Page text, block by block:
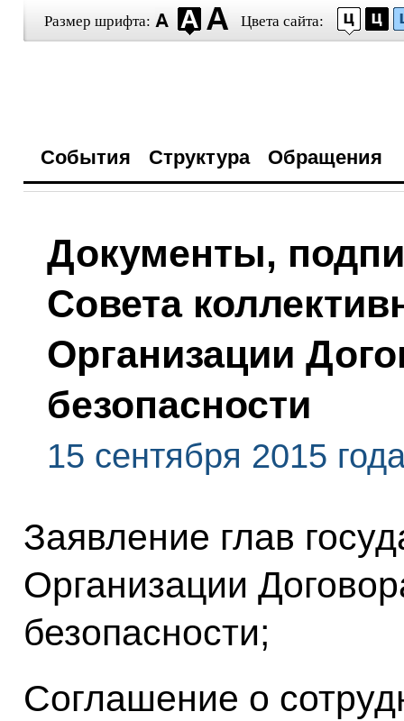
Размер шрифта: Цвета сайта:
События Структура Обращения
Документы,
Совета
Организации
безопасности
15 сентября 2015
Заявление глав
Организации
безопасности;
Соглашение о